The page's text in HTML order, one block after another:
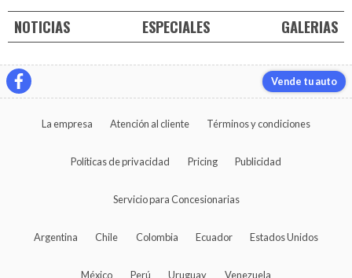
NOTICIAS ESPECIALES GALERIAS
Vende tu auto
La empresa Atención al cliente Términos y condiciones
Políticas de privacidad Pricing Publicidad
Servicio para Concesionarias
Argentina Chile Colombia Ecuador Estados Unidos
México Perú Uruguay Venezuela